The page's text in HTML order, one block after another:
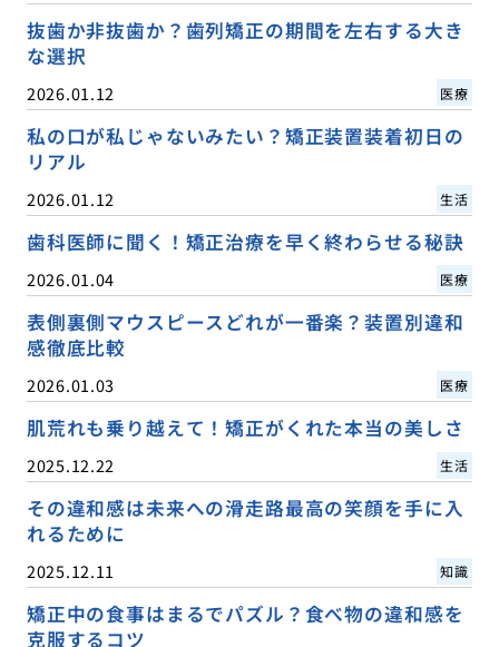
抜歯か非抜歯か？歯列矯正の期間を左右する大き
な選択
2026.01.12 医療
私の口が私じゃないみたい？矯正装置装着初日の
リアル
2026.01.12 生活
歯科医師に聞く！矯正治療を早く終わらせる秘訣
2026.01.04 医療
表側裏側マウスピースどれが一番楽？装置別違和
感徹底比較
2026.01.03 医療
肌荒れも乗り越えて！矯正がくれた本当の美しさ
2025.12.22 生活
その違和感は未来への滑走路最高の笑顔を手に入
れるために
2025.12.11 知識
矯正中の食事はまるでパズル？食べ物の違和感を
克服するコツ